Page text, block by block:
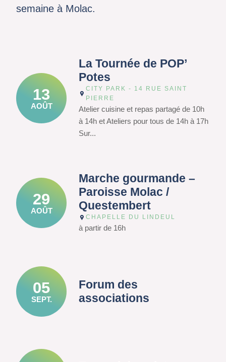
semaine à Molac.
13
AOÛT
La Tournée de POP’
Potes
CITY PARK - 14 RUE SAINT
PIERRE
Atelier cuisine et repas partagé de 10h
à 14h et Ateliers pour tous de 14h à 17h
Sur...
29
AOÛT
Marche gourmande –
Paroisse Molac /
Questembert
CHAPELLE DU LINDEUL
à partir de 16h
05
SEPT.
Forum des
associations